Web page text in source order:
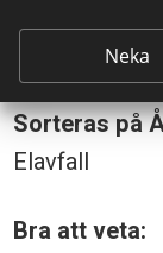
o
c
h
e
El och
Sorteras på
Elavfall
Bra att veta:
Neka